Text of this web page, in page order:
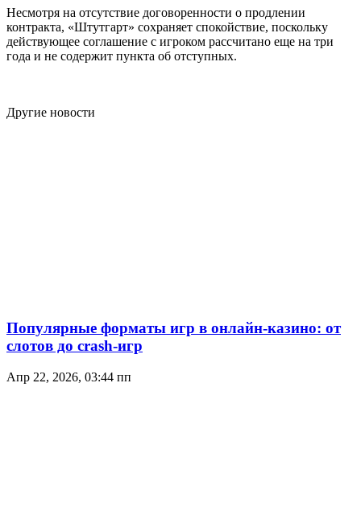
Несмотря на отсутствие договоренности о продлении
контракта, «Штутгарт» сохраняет спокойствие, поскольку
действующее соглашение с игроком рассчитано еще на три
года и не содержит пункта об отступных.
Другие новости
Популярные форматы игр в онлайн-казино: от
слотов до crash-игр
Апр 22, 2026, 03:44 пп